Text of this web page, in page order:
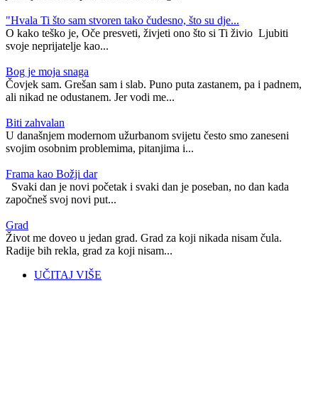
"Hvala Ti što sam stvoren tako čudesno, što su dje...
O kako teško je, Oče presveti, živjeti ono što si Ti živio Ljubiti
svoje neprijatelje kao...
​Bog je moja snaga
Čovjek sam. Grešan sam i slab. Puno puta zastanem, pa i padnem,
ali nikad ne odustanem. Jer vodi me...
Biti zahvalan
U današnjem modernom užurbanom svijetu često smo zaneseni
svojim osobnim problemima, pitanjima i...
Frama kao Božji dar
Svaki dan je novi početak i svaki dan je poseban, no dan kada
započneš svoj novi put...
Grad
Život me doveo u jedan grad. Grad za koji nikada nisam čula.
Radije bih rekla, grad za koji nisam...
UČITAJ VIŠE